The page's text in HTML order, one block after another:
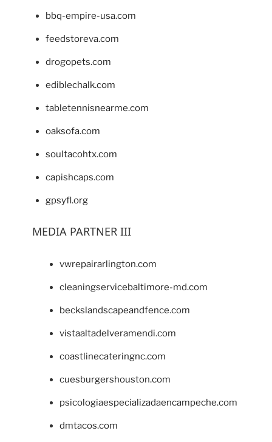
bbq-empire-usa.com
feedstoreva.com
drogopets.com
ediblechalk.com
tabletennisnearme.com
oaksofa.com
soultacohtx.com
capishcaps.com
gpsyfl.org
MEDIA PARTNER III
vwrepairarlington.com
cleaningservicebaltimore-md.com
beckslandscapeandfence.com
vistaaltadelveramendi.com
coastlinecateringnc.com
cuesburgershouston.com
psicologiaespecializadaencampeche.com
dmtacos.com